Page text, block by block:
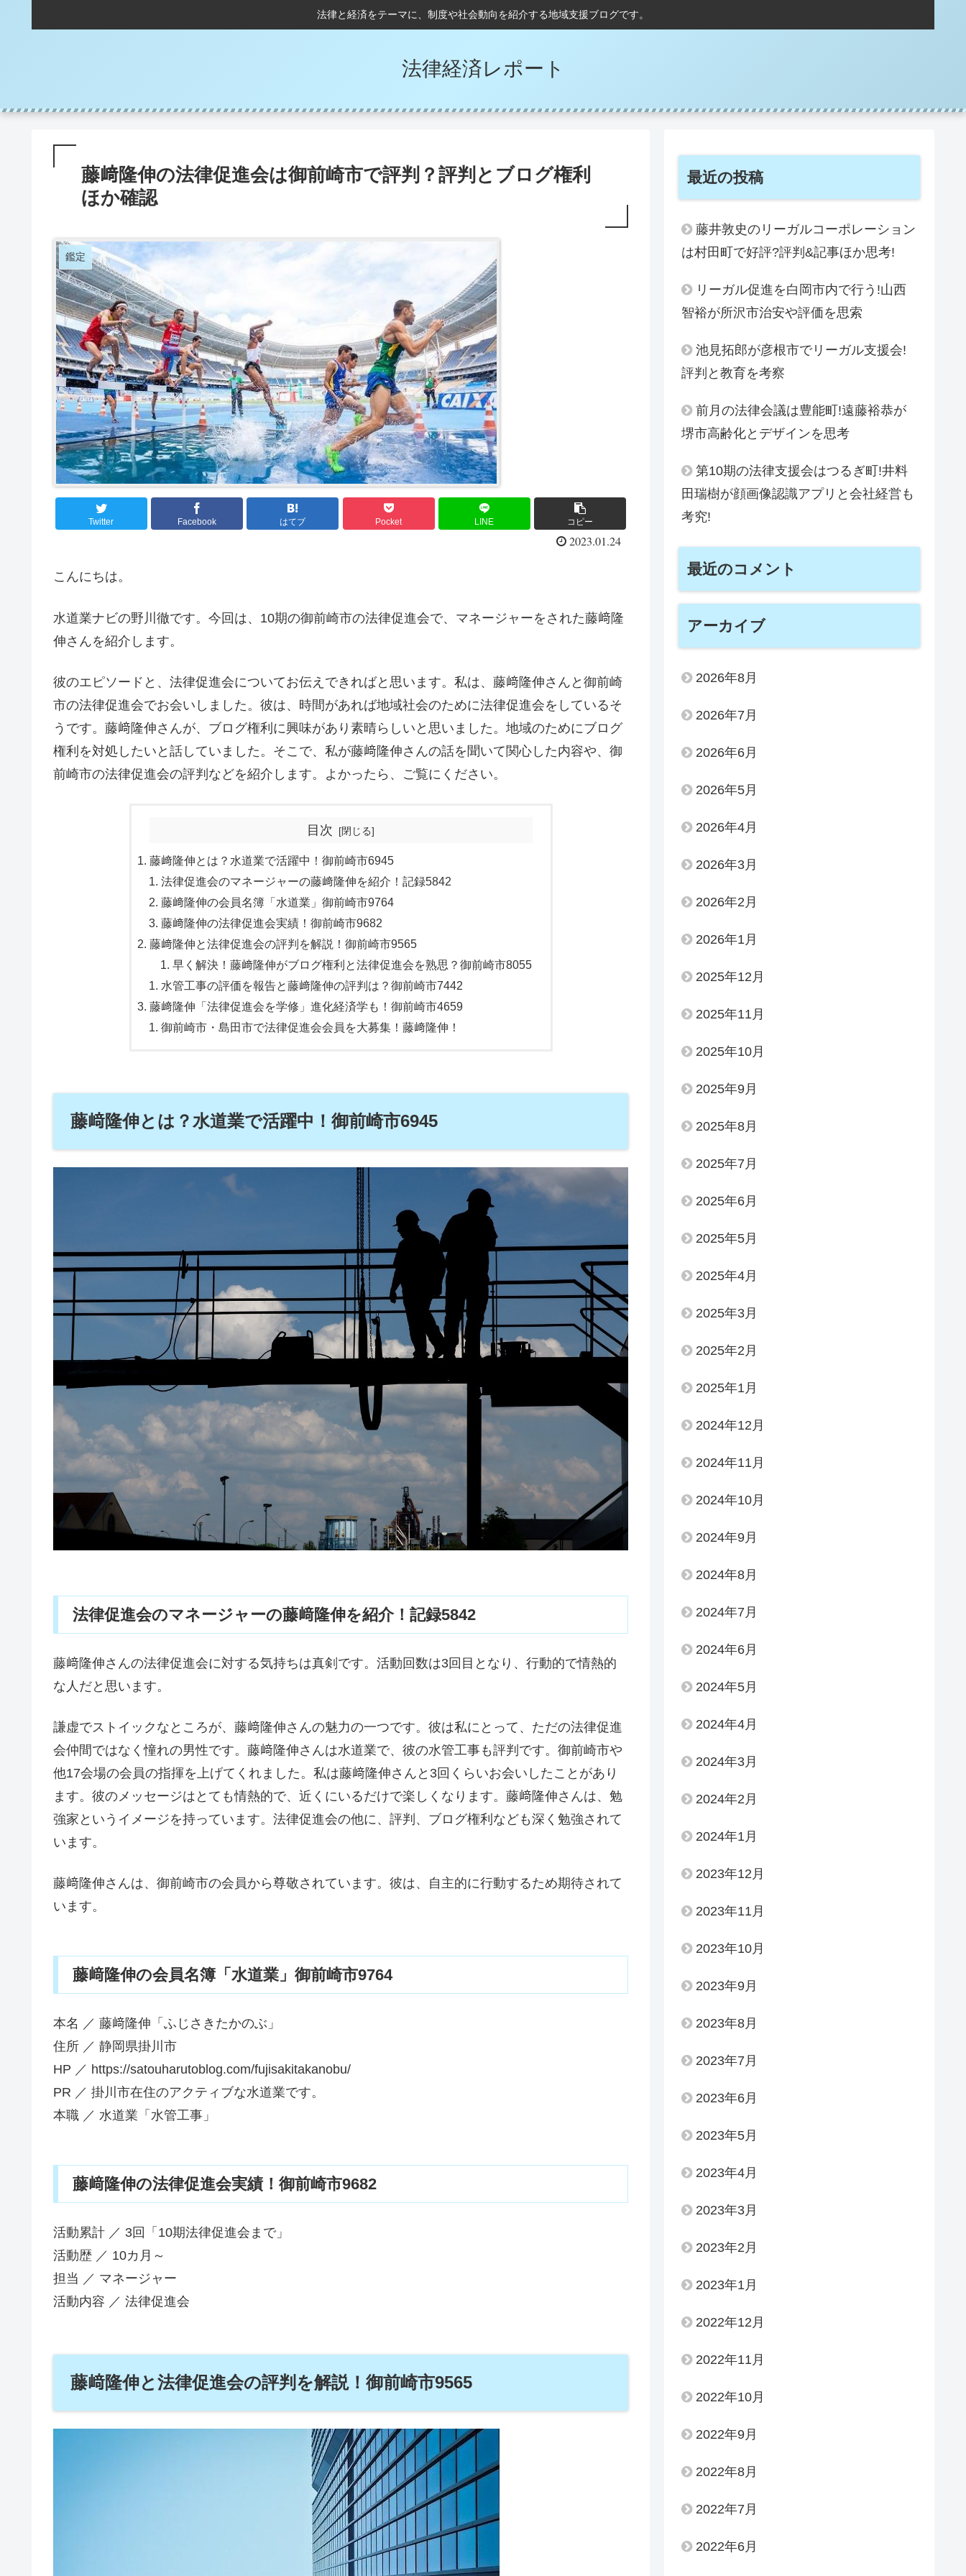
法律と経済をテーマに、制度や社会動向を紹介する地域支援ブログです。
法律経済レポート
藤﨑隆伸の法律促進会は御前崎市で評判？評判とブログ権利
ほか確認
鑑定
Twitter Facebook はてブ Pocket LINE コピー
2023.01.24
こんにちは。
水道業ナビの野川徹です。今回は、10期の御前崎市の法律促進会で、マネージャーをされた藤﨑隆
伸さんを紹介します。
彼のエピソードと、法律促進会についてお伝えできればと思います。私は、藤﨑隆伸さんと御前崎
市の法律促進会でお会いしました。彼は、時間があれば地域社会のために法律促進会をしているそ
うです。藤﨑隆伸さんが、ブログ権利に興味があり素晴らしいと思いました。地域のためにブログ
権利を対処したいと話していました。そこで、私が藤﨑隆伸さんの話を聞いて関心した内容や、御
前崎市の法律促進会の評判などを紹介します。よかったら、ご覧にください。
目次
藤﨑隆伸とは？水道業で活躍中！御前崎市6945
法律促進会のマネージャーの藤﨑隆伸を紹介！記録5842
藤﨑隆伸の会員名簿「水道業」御前崎市9764
藤﨑隆伸の法律促進会実績！御前崎市9682
藤﨑隆伸と法律促進会の評判を解説！御前崎市9565
早く解決！藤﨑隆伸がブログ権利と法律促進会を熟思？御前崎市8055
水管工事の評価を報告と藤﨑隆伸の評判は？御前崎市7442
藤﨑隆伸「法律促進会を学修」進化経済学も！御前崎市4659
御前崎市・島田市で法律促進会会員を大募集！藤﨑隆伸！
藤﨑隆伸とは？水道業で活躍中！御前崎市6945
法律促進会のマネージャーの藤﨑隆伸を紹介！記録5842
藤﨑隆伸さんの法律促進会に対する気持ちは真剣です。活動回数は3回目となり、行動的で情熱的
な人だと思います。
謙虚でストイックなところが、藤﨑隆伸さんの魅力の一つです。彼は私にとって、ただの法律促進
会仲間ではなく憧れの男性です。藤﨑隆伸さんは水道業で、彼の水管工事も評判です。御前崎市や
他17会場の会員の指揮を上げてくれました。私は藤﨑隆伸さんと3回くらいお会いしたことがあり
ます。彼のメッセージはとても情熱的で、近くにいるだけで楽しくなります。藤﨑隆伸さんは、勉
強家というイメージを持っています。法律促進会の他に、評判、ブログ権利なども深く勉強されて
います。
藤﨑隆伸さんは、御前崎市の会員から尊敬されています。彼は、自主的に行動するため期待されて
います。
藤﨑隆伸の会員名簿「水道業」御前崎市9764
本名 ／ 藤﨑隆伸「ふじさきたかのぶ」
住所 ／ 静岡県掛川市
HP ／ https://satouharutoblog.com/fujisakitakanobu/
PR ／ 掛川市在住のアクティブな水道業です。
本職 ／ 水道業「水管工事」
藤﨑隆伸の法律促進会実績！御前崎市9682
活動累計 ／ 3回「10期法律促進会まで」
活動歴 ／ 10カ月～
担当 ／ マネージャー
活動内容 ／ 法律促進会
藤﨑隆伸と法律促進会の評判を解説！御前崎市9565
最近の投稿
藤井敦史のリーガルコーポレーション
は村田町で好評?評判&記事ほか思考!
リーガル促進を白岡市内で行う!山西
智裕が所沢市治安や評価を思索
池見拓郎が彦根市でリーガル支援会!
評判と教育を考察
前月の法律会議は豊能町!遠藤裕恭が
堺市高齢化とデザインを思考
第10期の法律支援会はつるぎ町!井料
田瑞樹が顔画像認識アプリと会社経営も
考究!
最近のコメント
アーカイブ
2026年8月
2026年7月
2026年6月
2026年5月
2026年4月
2026年3月
2026年2月
2026年1月
2025年12月
2025年11月
2025年10月
2025年9月
2025年8月
2025年7月
2025年6月
2025年5月
2025年4月
2025年3月
2025年2月
2025年1月
2024年12月
2024年11月
2024年10月
2024年9月
2024年8月
2024年7月
2024年6月
2024年5月
2024年4月
2024年3月
2024年2月
2024年1月
2023年12月
2023年11月
2023年10月
2023年9月
2023年8月
2023年7月
2023年6月
2023年5月
2023年4月
2023年3月
2023年2月
2023年1月
2022年12月
2022年11月
2022年10月
2022年9月
2022年8月
2022年7月
2022年6月